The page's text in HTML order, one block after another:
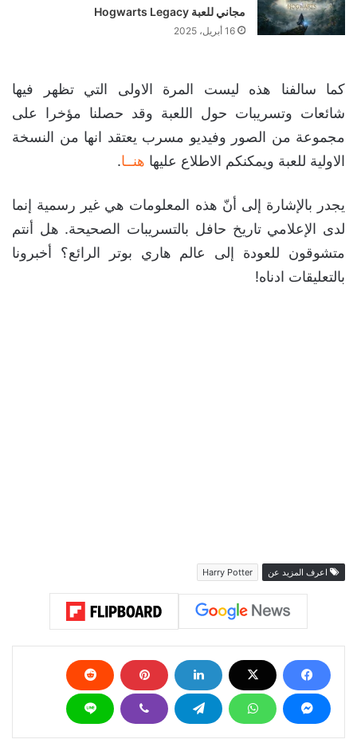
مجاني للعبة Hogwarts Legacy
16 أبريل، 2025
كما سالفنا هذه ليست المرة الاولى التي تظهر فيها
شائعات وتسريبات حول اللعبة وقد حصلنا مؤخرا على
مجموعة من الصور وفيديو مسرب يعتقد انها من النسخة
الاولية للعبة ويمكنكم الاطلاع عليها هنــا.
يجدر بالإشارة إلى أنّ هذه المعلومات هي غير رسمية إنما
لدى الإعلامي تاريخ حافل بالتسريبات الصحيحة. هل أنتم
متشوقون للعودة إلى عالم هاري بوتر الرائع؟ أخبرونا
بالتعليقات ادناه!
اعرف المزيد عن Harry Potter